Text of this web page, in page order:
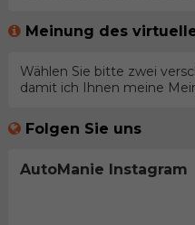
Meinung des
Wählen Sie bitte zwei
damit ich Ihnen meine
Folgen Sie uns
AutoManie Instagram